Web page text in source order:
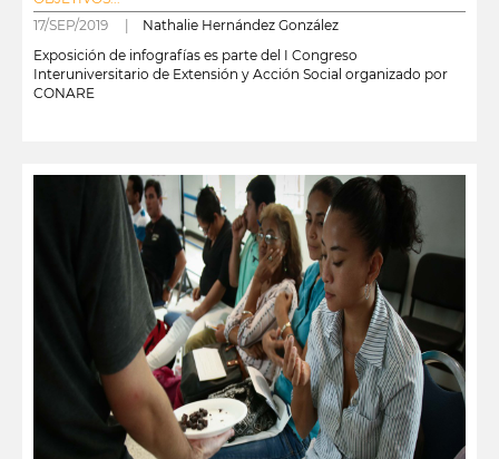
17/SEP/2019 | Nathalie Hernández González
Exposición de infografías es parte del I Congreso
Interuniversitario de Extensión y Acción Social organizado por
CONARE